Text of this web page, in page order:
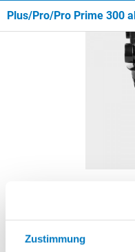
Zustimmung
Plus/Pro/Pro Prime 300
O-Ring für